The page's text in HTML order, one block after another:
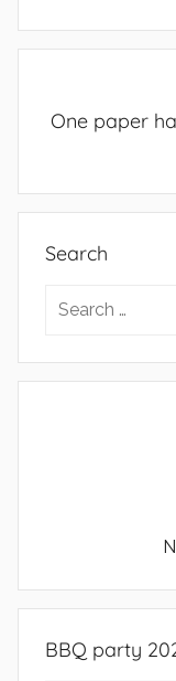
One paper
Search
Search
BBQ party